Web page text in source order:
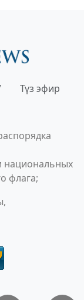
Түз эфир
национальных
флага;